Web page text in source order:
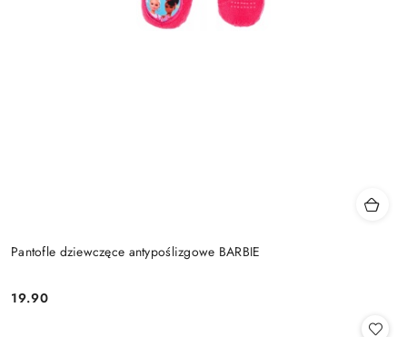
Pantofle dziewczęce antypoślizgowe BARBIE
Cena:
19.90